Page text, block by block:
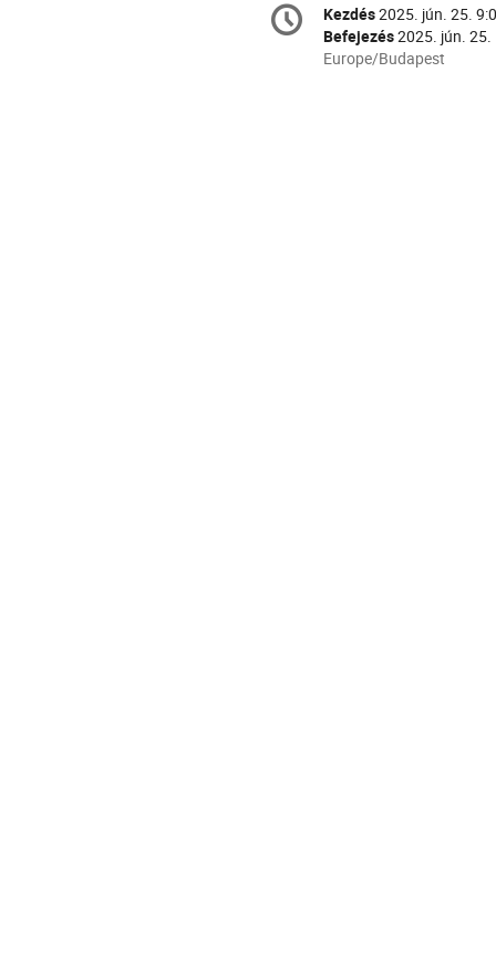
információ
Dátum
és
Kezdés2025. jún. 25.
Befejezés2025. jún. 25.
Minden
Europe/Budapest